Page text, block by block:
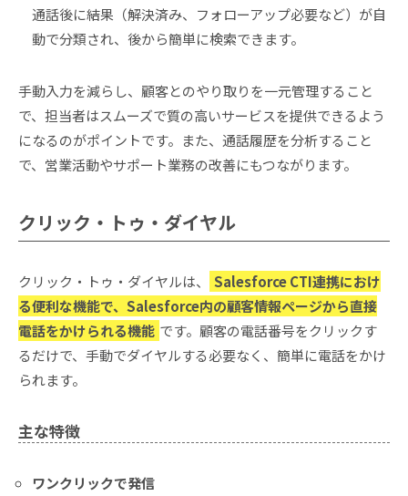
通話後に結果（解決済み、フォローアップ必要など）が自
動で分類され、後から簡単に検索できます。
手動入力を減らし、顧客とのやり取りを一元管理すること
で、担当者はスムーズで質の高いサービスを提供できるよう
になるのがポイントです。また、通話履歴を分析すること
で、営業活動やサポート業務の改善にもつながります。
クリック・トゥ・ダイヤル
クリック・トゥ・ダイヤルは、
Salesforce CTI連携におけ
る便利な機能で、Salesforce内の顧客情報ページから直接
電話をかけられる機能 です。顧客の電話番号をクリックす
るだけで、手動でダイヤルする必要なく、簡単に電話をかけ
られます。
主な特徴
ワンクリックで発信